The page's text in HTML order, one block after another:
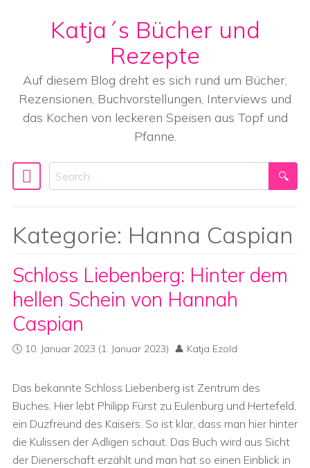
Skip to content
Katja´s Bücher und
Rezepte
Auf diesem Blog dreht es sich rund um Bücher,
Rezensionen, Buchvorstellungen, Interviews und
das Kochen von leckeren Speisen aus Topf und
Pfanne.
Main Navigation
Search
Kategorie: Hanna Caspian
Schloss Liebenberg: Hinter dem
hellen Schein von Hannah
Caspian
10. Januar 2023 (1. Januar 2023) Katja Ezold
Das bekannte Schloss Liebenberg ist Zentrum des
Buches. Hier lebt Philipp Fürst zu Eulenburg und Hertefeld,
ein Duzfreund des Kaisers. So ist klar, dass man hier hinter
die Kulissen der Adligen schaut. Das Buch wird aus Sicht
der Dienerschaft erzählt und man hat so einen Einblick in